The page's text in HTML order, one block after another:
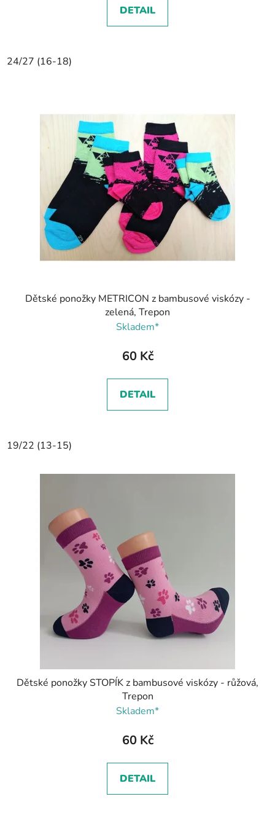
DETAIL
24/27 (16-18)
Dětské ponožky METRICON z bambusové viskózy -
zelená, Trepon
Skladem*
60 Kč
DETAIL
19/22 (13-15)
Dětské ponožky STOPÍK z bambusové viskózy - růžová,
Trepon
Skladem*
60 Kč
DETAIL